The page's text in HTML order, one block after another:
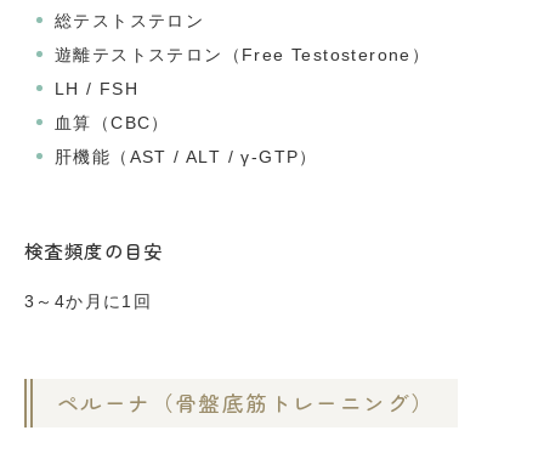
総テストステロン
遊離テストステロン（Free Testosterone）
LH / FSH
血算（CBC）
肝機能（AST / ALT / γ-GTP）
検査頻度の目安
3～4か月に1回
ペルーナ（骨盤底筋トレーニング）